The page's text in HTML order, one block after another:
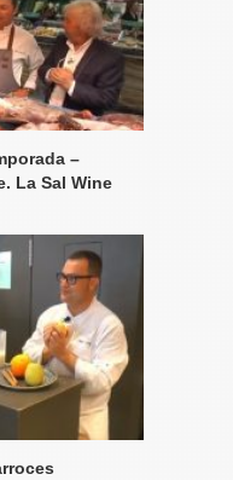
–
La Sal Wine